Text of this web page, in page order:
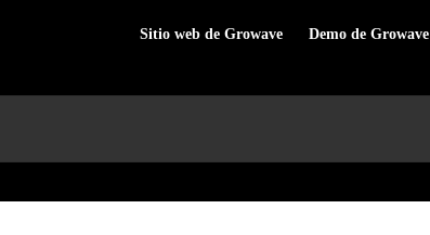
Sitio web de Growave Demo de Growave